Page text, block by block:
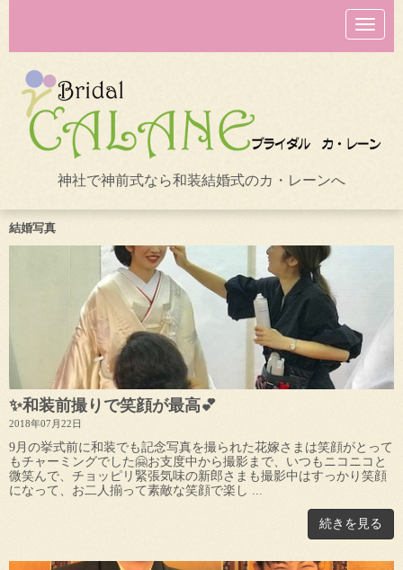
N
a
v
o
n
神社で神前式なら和装結婚式のカ・レーンへ
結婚写真
✨和装前撮りで笑顔が最高💕
2018年07月22日
9月の挙式前に和装でも記念写真を撮られた花嫁さまは笑顔がとって
もチャーミングでした🤗お支度中から撮影まで、いつもニコニコと
微笑んで、チョッピリ緊張気味の新郎さまも撮影中はすっかり笑顔
になって、お二人揃って素敵な笑顔で楽し ...
続きを見る